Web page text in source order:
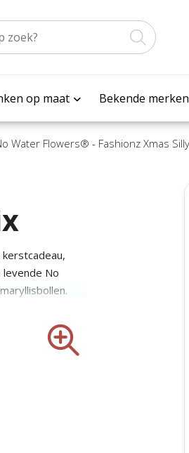
op maat Bekende merken
Water Flowers® - Fashionz Xmas
No
energie
geven
No Water
Dit geeft de